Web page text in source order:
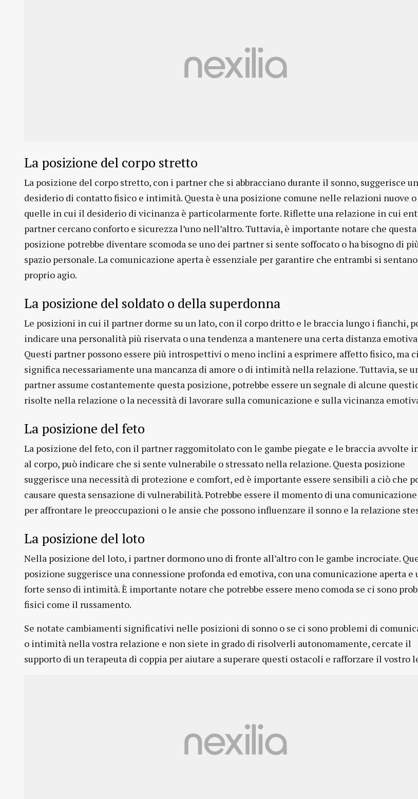
La posizione del corpo stretto
La posizione del corpo stretto, con i partner che si abbracciano durante il sonno, suggerisce
desiderio di contatto fisico e intimità. Questa è una posizione comune nelle relazioni nuove
quelle in cui il desiderio di vicinanza è particolarmente forte. Riflette una relazione in cui
partner cercano conforto e sicurezza l’uno nell’altro. Tuttavia, è importante notare che questa
posizione potrebbe diventare scomoda se uno dei partner si sente soffocato o ha bisogno di
spazio personale. La comunicazione aperta è essenziale per garantire che entrambi si
proprio agio.
La posizione del soldato o della superdonna
Le posizioni in cui il partner dorme su un lato, con il corpo dritto e le braccia lungo i fianchi,
indicare una personalità più riservata o una tendenza a mantenere una certa distanza
Questi partner possono essere più introspettivi o meno inclini a esprimere affetto fisico, ma
significa necessariamente una mancanza di amore o di intimità nella relazione. Tuttavia, se
partner assume costantemente questa posizione, potrebbe essere un segnale di alcune
risolte nella relazione o la necessità di lavorare sulla comunicazione e sulla vicinanza
La posizione del feto
La posizione del feto, con il partner raggomitolato con le gambe piegate e le braccia avvolte
al corpo, può indicare che si sente vulnerabile o stressato nella relazione. Questa posizione
suggerisce una necessità di protezione e comfort, ed è importante essere sensibili a ciò che
causare questa sensazione di vulnerabilità. Potrebbe essere il momento di una
per affrontare le preoccupazioni o le ansie che possono influenzare il sonno e la relazione
La posizione del loto
Nella posizione del loto, i partner dormono uno di fronte all’altro con le gambe incrociate.
posizione suggerisce una connessione profonda ed emotiva, con una comunicazione aperta e
forte senso di intimità. È importante notare che potrebbe essere meno comoda se ci sono
fisici come il russamento.
Se notate cambiamenti significativi nelle posizioni di sonno o se ci sono problemi di
o intimità nella vostra relazione e non siete in grado di risolverli autonomamente, cercate il
supporto di un terapeuta di coppia per aiutare a superare questi ostacoli e rafforzare il vostro